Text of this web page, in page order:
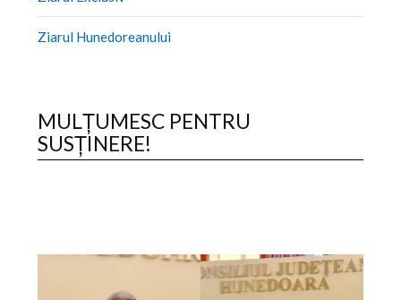
Ziarul Hunedoreanului
MULȚUMESC PENTRU
SUSȚINERE!